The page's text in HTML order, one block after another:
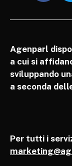
Agenparl
a cui si
sviluppando
a seconda
Per tutti i